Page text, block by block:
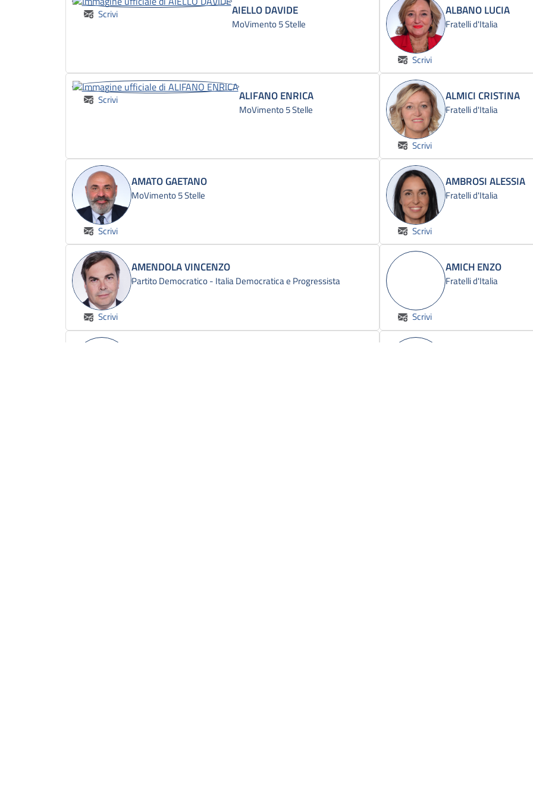
Scrivi AIELLO DAVIDE
MoVimento 5 Stelle
Scrivi
ALBANO LUCIA
Fratelli d'Italia
Scrivi ALIFANO ENRICA
MoVimento 5 Stelle
Scrivi
ALMICI CRISTINA
Fratelli d'Italia
Scrivi
AMATO GAETANO
MoVimento 5 Stelle
Scrivi
AMBROSI ALESSIA
Fratelli d'Italia
Scrivi
AMENDOLA VINCENZO
Partito Democratico - Italia Democratica e Progressista
Scrivi
AMICH ENZO
Fratelli d'Italia